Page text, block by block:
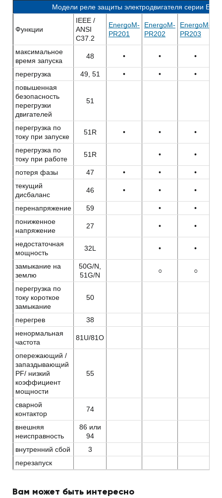
Модели реле защиты электродвигателя серии
Функции
IEEE /
ANSI
C37.2
EnergoM-
PR201
EnergoM-
PR202
EnergoM-
PR203
максимальное
время запуска
48 • • •
перегрузка 49, 51 • •
•
повышенная
безопасность
перегрузки
двигателей
51
перегрузка по
току при запуске
51R • • •
перегрузка по
току при работе
51R • •
потеря фазы 47 • •
•
текущий
дисбаланс
46 • • •
перенапряжение 59 •
•
пониженное
напряжение
27 • •
недостаточная
мощность
32L • •
замыкание на
землю
50G/N,
51G/N
○ ○
перегрузка по
току короткое
замыкание
50
перегрев
38
ненормальная
частота
81U/81O
опережающий /
запаздывающий
PF/ низкий
коэффициент
мощности
55
сварной
контактор
74
внешняя
неисправность
86 или
94
внутренний сбой
3
перезапуск
Вам может быть интересно